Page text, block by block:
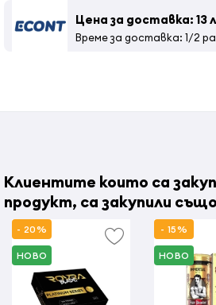
Цена за доставка: 13
Време за доставка: 1/2
Клиентите които са
продукт, са закупили
- 20%
НОВО
- 15%
НОВО